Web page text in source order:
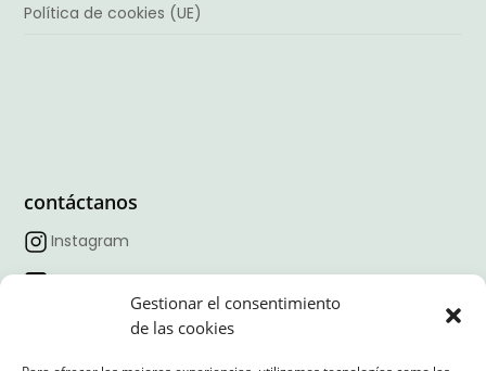
Gestionar el consentimiento
de las cookies
Política de cookies (UE)
contáctanos
Instagram
Facebook
Linkedin